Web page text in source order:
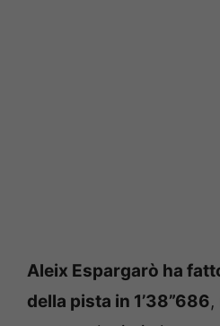
Aleix Espargarò ha
della pista in 1’38”686